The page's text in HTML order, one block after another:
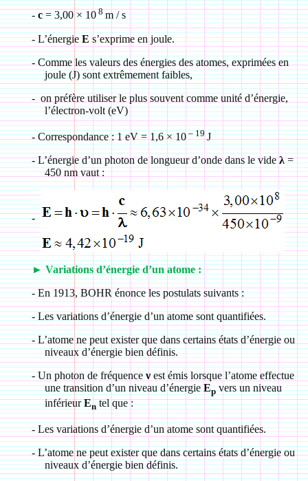
- c= 3,00×108m / s
- L’énergieEs’exprime en joule.
- Comme les valeurs des énergies des atomes, exprimées en
joule (J) sont extrêmement faibles,
- on préfère utiliser le plus souvent comme unité d’énergie,
l’électron-volt (eV)
- Correspondance : 1 eV = 1,6×10– 19J
- L’énergie d’un photon de longueur d’onde dans le videλ=
450 nm vaut :
-
► Variations d’énergie d’un atome :
- En 1913, BOHR énonce les postulats suivants :
- Les variations d’énergie d’un atome sont quantifiées.
- L’atome ne peut exister que dans certains états d’énergie ou
niveaux d’énergie bien définis.
- Un photon de fréquenceνest émis lorsque l’atome effectue
une transition d’un niveau d’énergieEpvers un niveau
inférieurEntel que :
- Les variations d’énergie d’un atome sont quantifiées.
- L’atome ne peut exister que dans certains états d’énergie ou
niveaux d’énergie bien définis.